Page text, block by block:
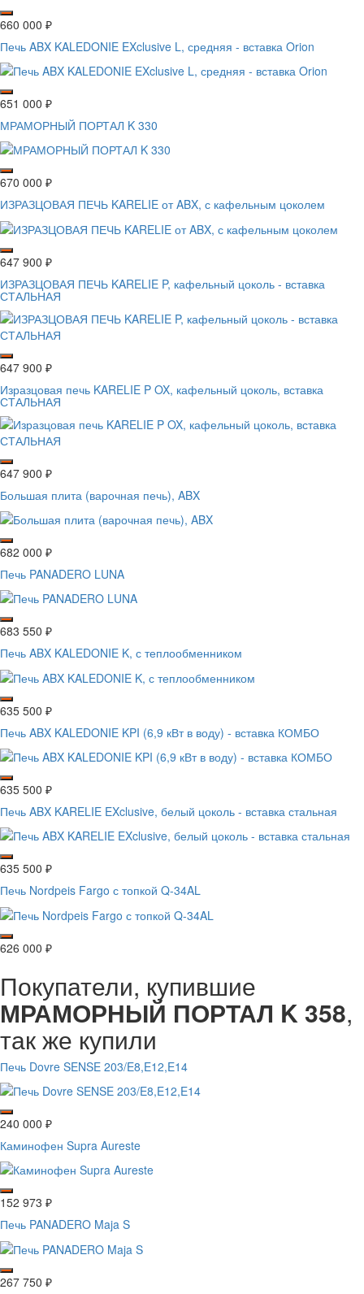
660 000 ₽
Печь ABX KALEDONIE EXclusive L, средняя - вставка Orion
651 000 ₽
МРАМОРНЫЙ ПОРТАЛ K 330
670 000 ₽
ИЗРАЗЦОВАЯ ПЕЧЬ KARELIE от ABX, с кафельным цоколем
647 900 ₽
ИЗРАЗЦОВАЯ ПЕЧЬ KARELIE P, кафельный цоколь - вставка
СТАЛЬНАЯ
647 900 ₽
Изразцовая печь KARELIE P OX, кафельный цоколь, вставка
СТАЛЬНАЯ
647 900 ₽
Большая плита (варочная печь), ABX
682 000 ₽
Печь PANADERO LUNA
683 550 ₽
Печь ABX KALEDONIE K, с теплообменником
635 500 ₽
Печь ABX KALEDONIE KPI (6,9 кВт в воду) - вставка КОМБО
635 500 ₽
Печь ABX KARELIE EXclusive, белый цоколь - вставка стальная
635 500 ₽
Печь Nordpeis Fargo с топкой Q-34AL
626 000 ₽
Покупатели, купившие
МРАМОРНЫЙ ПОРТАЛ K 358,
так же купили
Печь Dovre SENSE 203/E8,E12,E14
240 000 ₽
Каминофен Supra Aureste
152 973 ₽
Печь PANADERO Maja S
267 750 ₽